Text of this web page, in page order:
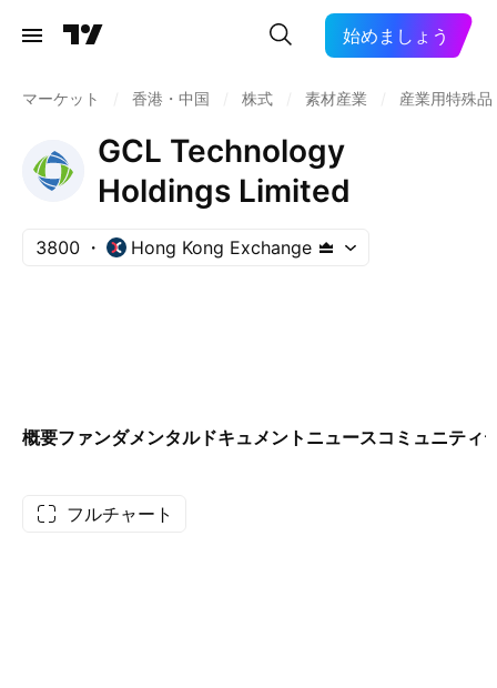
始めましょう
マーケット 香港・中国 株式 素材産業 産業用特殊品
GCL Technology
Holdings Limited
3800 Hong Kong Exchange
概要ファンダメンタルドキュメント ニュースコミュニティ
フルチャート